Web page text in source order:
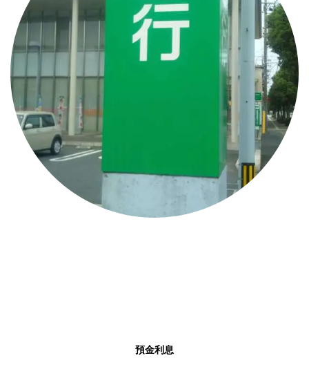
預金利息